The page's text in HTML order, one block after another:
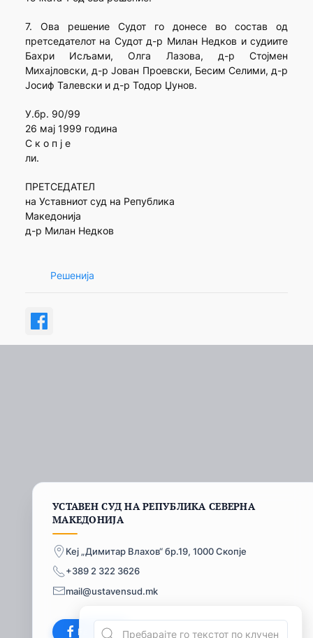
7. Ова решение Судот го донесе во состав од
претседателот на Судот д-р Милан Недков и судиите
Бахри Исљами, Олга Лазова, д-р Стојмен
Михајловски, д-р Јован Проевски, Бесим Селими, д-р
Јосиф Талевски и д-р Тодор Џунов.
У.бр. 90/99
26 мај 1999 година
С к о п ј е
ли.
ПРЕТСЕДАТЕЛ
на Уставниот суд на Република
Македонија
д-р Милан Недков
Решенија
УСТАВЕН СУД НА РЕПУБЛИКА СЕВЕРНА
МАКЕДОНИЈА
Кеј „Димитар Влахов“ бр.19, 1000 Скопје
+389 2 322 3626
mail@ustavensud.mk
Facebook